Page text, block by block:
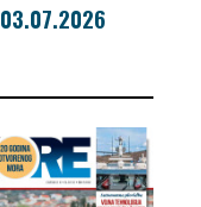
03.07.2026